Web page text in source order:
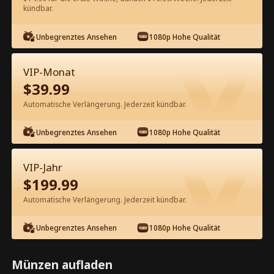
Kostenlos in der App ansehen
Episode 30 - Verheiratet durch einen
Irrtum: Die süße Braut des CEO
Kompletter Film
1-50 51-100
30 31 33 34
kündbar.
Unbegrenztes Ansehen 1080p Hohe Qualität
VIP-Monat
$39.99
Automatische Verlängerung. Jederzeit kündbar.
Unbegrenztes Ansehen 1080p Hohe Qualität
VIP-Jahr
$199.99
Automatische Verlängerung. Jederzeit kündbar.
Unbegrenztes Ansehen 1080p Hohe Qualität
Münzen aufladen